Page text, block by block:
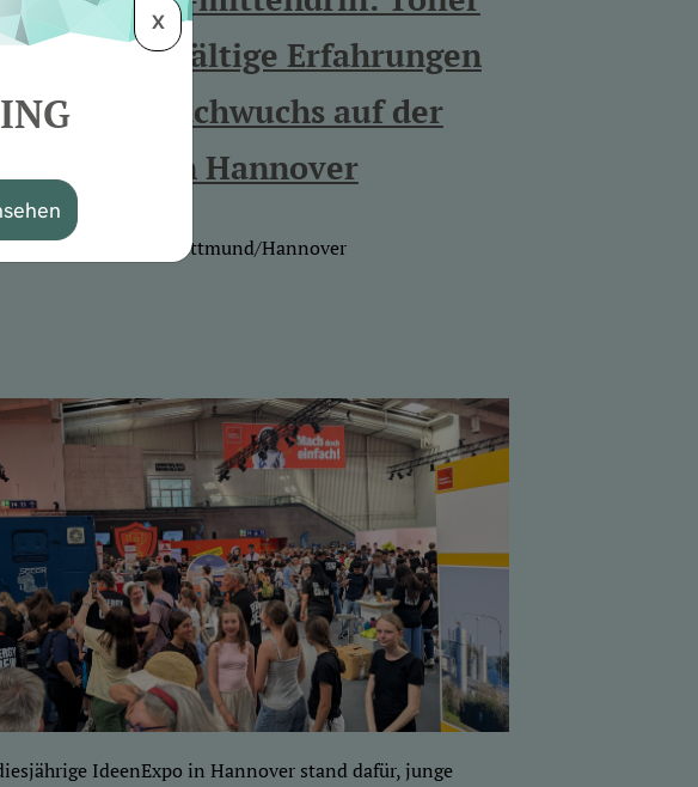
& vielfältige Erfahrungen
MINT-Nachwuchs auf der
2026 in Hannover
Friedeburg-Etzel/Wittmund/Hannover
IdeenExpo in Hannover stand dafür, junge
X